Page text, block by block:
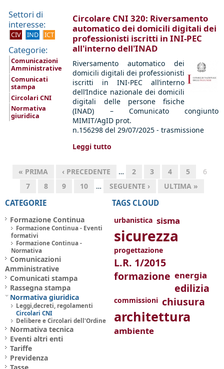
Settori di
interesse:
CIV IND ICT
Categorie:
Comunicazioni
Amministrative
Comunicati
stampa
Circolari CNI
Normativa
giuridica
Circolare CNI 320: Riversamento
automatico dei domicili digitali dei
professionisti iscritti in INI-PEC
all'interno dell'INAD
Riversamento automatico dei
domicili digitali dei professionisti
iscritti in INI-PEC all’interno
dell’Indice nazionale dei domicili
digitali delle persone fisiche
(INAD) – Comunicato congiunto
MIMIT/AgID prot.
n.156298 del 29/07/2025 - trasmissione
Leggi tutto
« PRIMA ‹ PRECEDENTE … 2 3 4 5
6
7
8 9 10 … SEGUENTE › ULTIMA »
CATEGORIE
Formazione Continua
Formazione Continua - Eventi
formativi
Formazione Continua -
Normativa
Comunicazioni
Amministrative
Comunicati stampa
Rassegna stampa
Normativa giuridica
Leggi,decreti, regolamenti
Circolari CNI
Delibere e Circolari dell'Ordine
Normativa tecnica
Eventi altri enti
Tariffe
Previdenza
TAGS CLOUD
urbanistica sisma
sicurezza
progettazione
L.R. 1/2015
formazione energia
edilizia
commissioni chiusura
architettura
ambiente